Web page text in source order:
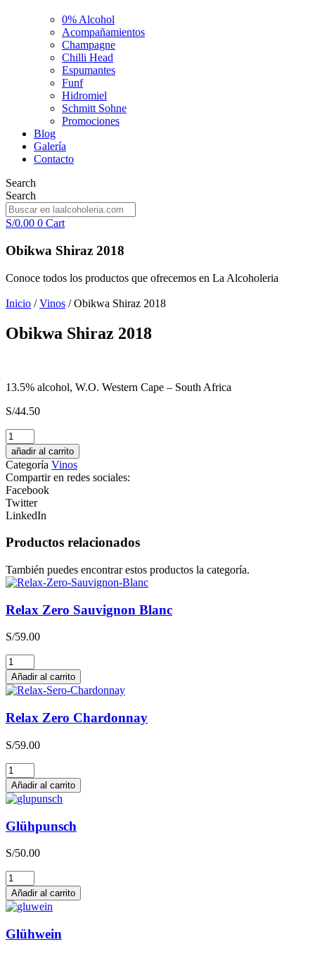
0% Alcohol
Acompañamientos
Champagne
Chilli Head
Espumantes
Funf
Hidromiel
Schmitt Sohne
Promociones
Blog
Galería
Contacto
Search
Search
S/0.00 0 Cart
Obikwa Shiraz 2018
Conoce todos los productos que ofrecemos en La Alcoholeria
Inicio /Vinos / Obikwa Shiraz 2018
Obikwa Shiraz 2018
13.5% alcohol, W.O. Western Cape – South Africa
S/44.50
Pisco
Monte
Luna
Acholado
cantidad
añadir al carrito
Categoría Vinos
Compartir en redes sociales:
Facebook
Twitter
LinkedIn
Productos relacionados
También puedes encontrar estos productos la categoría.
Relax Zero Sauvignon Blanc
S/59.00
Relax
Zero
Sauvignon
Blanc
cantidad
Añadir al carrito
Relax Zero Chardonnay
S/59.00
Relax
Zero
Chardonnay
cantidad
Añadir al carrito
Glühpunsch
S/50.00
Glühpunsch
cantidad
Añadir al carrito
Glühwein